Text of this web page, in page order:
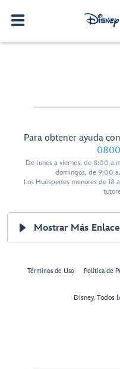
Para obtener ayuda
De lunes a viernes, de 8:00
domingos, de 9:00
Los Huéspedes menores de 18
Mostrar Más
Términos de Uso Política de
Disney, Todos